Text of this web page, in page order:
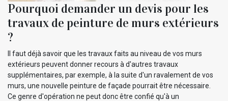
Pourquoi demander un devis pour les
travaux de peinture de murs extérieurs
?
Il faut déjà savoir que les travaux faits au niveau de vos murs
extérieurs peuvent donner recours à d'autres travaux
supplémentaires, par exemple, à la suite d'un ravalement de vos
murs, une nouvelle peinture de façade pourrait être nécessaire.
Ce genre d'opération ne peut donc être confié qu'à un